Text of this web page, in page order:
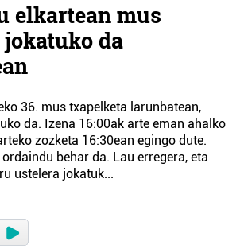
elkartean mus
da
36. mus txapelketa larunbatean,
da. Izena 16:00ak arte eman ahalko
zozketa 16:30ean egingo dute.
behar da. Lau erregera, eta
ustelera jokatuk...